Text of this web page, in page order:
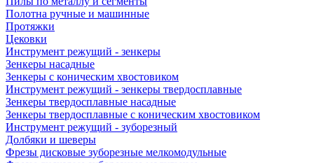
Полотна ручные и машинные
Протяжки
Цековки
Инструмент режущий - зенкеры
Зенкеры насадные
Зенкеры с коническим хвостовиком
Инструмент режущий - зенкеры твердосплавные
Зенкеры твердосплавные насадные
Зенкеры твердосплавные с коническим хвостовиком
Инструмент режущий - зуборезный
Долбяки и шеверы
Фрезы дисковые зуборезные мелкомодульные